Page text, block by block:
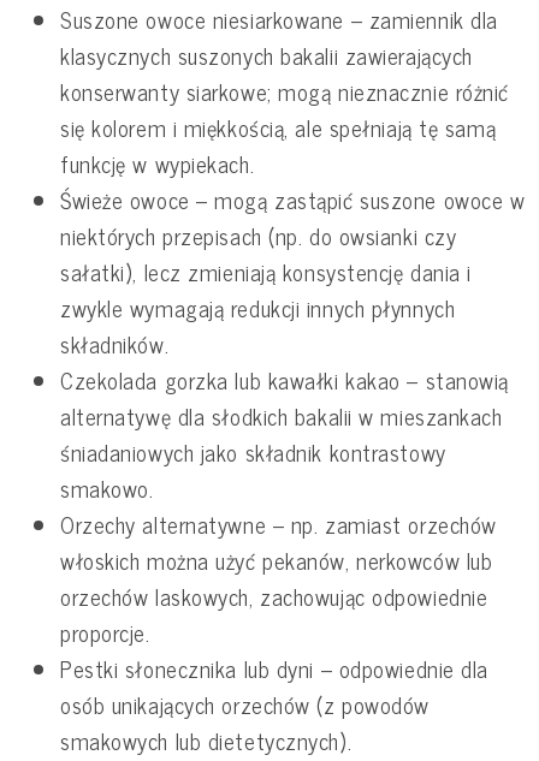
Suszone owoce niesiarkowane – zamiennik dla
klasycznych suszonych bakalii zawierających
konserwanty siarkowe; mogą nieznacznie różnić
się kolorem i miękkością, ale spełniają tę samą
funkcję w wypiekach.
Świeże owoce – mogą zastąpić suszone owoce w
niektórych przepisach (np. do owsianki czy
sałatki), lecz zmieniają konsystencję dania i
zwykle wymagają redukcji innych płynnych
składników.
Czekolada gorzka lub kawałki kakao – stanowią
alternatywę dla słodkich bakalii w mieszankach
śniadaniowych jako składnik kontrastowy
smakowo.
Orzechy alternatywne – np. zamiast orzechów
włoskich można użyć pekanów, nerkowców lub
orzechów laskowych, zachowując odpowiednie
proporcje.
Pestki słonecznika lub dyni – odpowiednie dla
osób unikających orzechów (z powodów
smakowych lub dietetycznych).